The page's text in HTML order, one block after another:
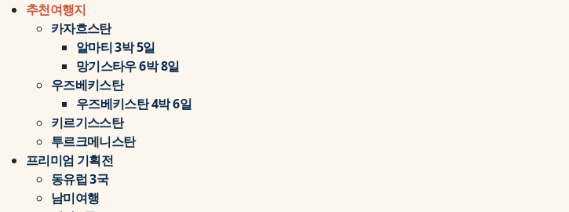
추천여행지
카자흐스탄
알마티 3박 5일
망기스타우 6박 8일
우즈베키스탄
우즈베키스탄 4박 6일
키르기스스탄
투르크메니스탄
프리미엄 기획전
동유럽 3국
남미여행